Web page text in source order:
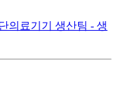
의료기기 생산팀 - 생